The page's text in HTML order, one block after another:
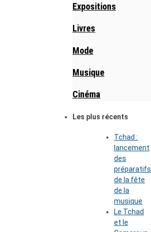
Expositions
Livres
Mode
Musique
Cinéma
Les plus récents
Tchad :
lancement
des
préparatifs
de la fête
de la
musique
Le Tchad
et le